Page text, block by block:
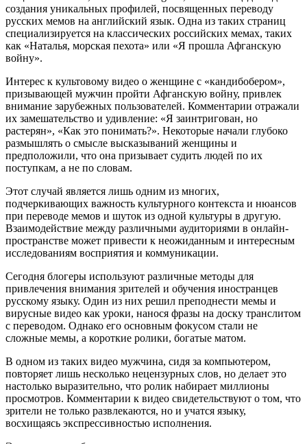
создания уникальных профилей, посвященных переводу
русских мемов на английский язык. Одна из таких страниц
специализируется на классических российских мемах, таких
как «Наталья, морская пехота» или «Я прошла Афганскую
войну».
Интерес к культовому видео о женщине с «кандибобером»,
призывающей мужчин пройти Афганскую войну, привлек
внимание зарубежных пользователей. Комментарии отражали
их замешательство и удивление: «Я заинтригован, но
растерян», «Как это понимать?». Некоторые начали глубоко
размышлять о смысле высказываний женщины и
предположили, что она призывает судить людей по их
поступкам, а не по словам.
Этот случай является лишь одним из многих,
подчеркивающих важность культурного контекста и нюансов
при переводе мемов и шуток из одной культуры в другую.
Взаимодействие между различными аудиториями в онлайн-
пространстве может привести к неожиданным и интересным
исследованиям восприятия и коммуникации.
Сегодня блогеры используют различные методы для
привлечения внимания зрителей и обучения иностранцев
русскому языку. Один из них решил преподнести мемы и
вирусные видео как уроки, нанося фразы на доску транслитом
с переводом. Однако его основным фокусом стали не
сложные мемы, а короткие ролики, богатые матом.
В одном из таких видео мужчина, сидя за компьютером,
повторяет лишь несколько нецензурных слов, но делает это
настолько выразительно, что ролик набирает миллионы
просмотров. Комментарии к видео свидетельствуют о том, что
зрители не только развлекаются, но и учатся языку,
восхищаясь экспрессивностью исполнения.